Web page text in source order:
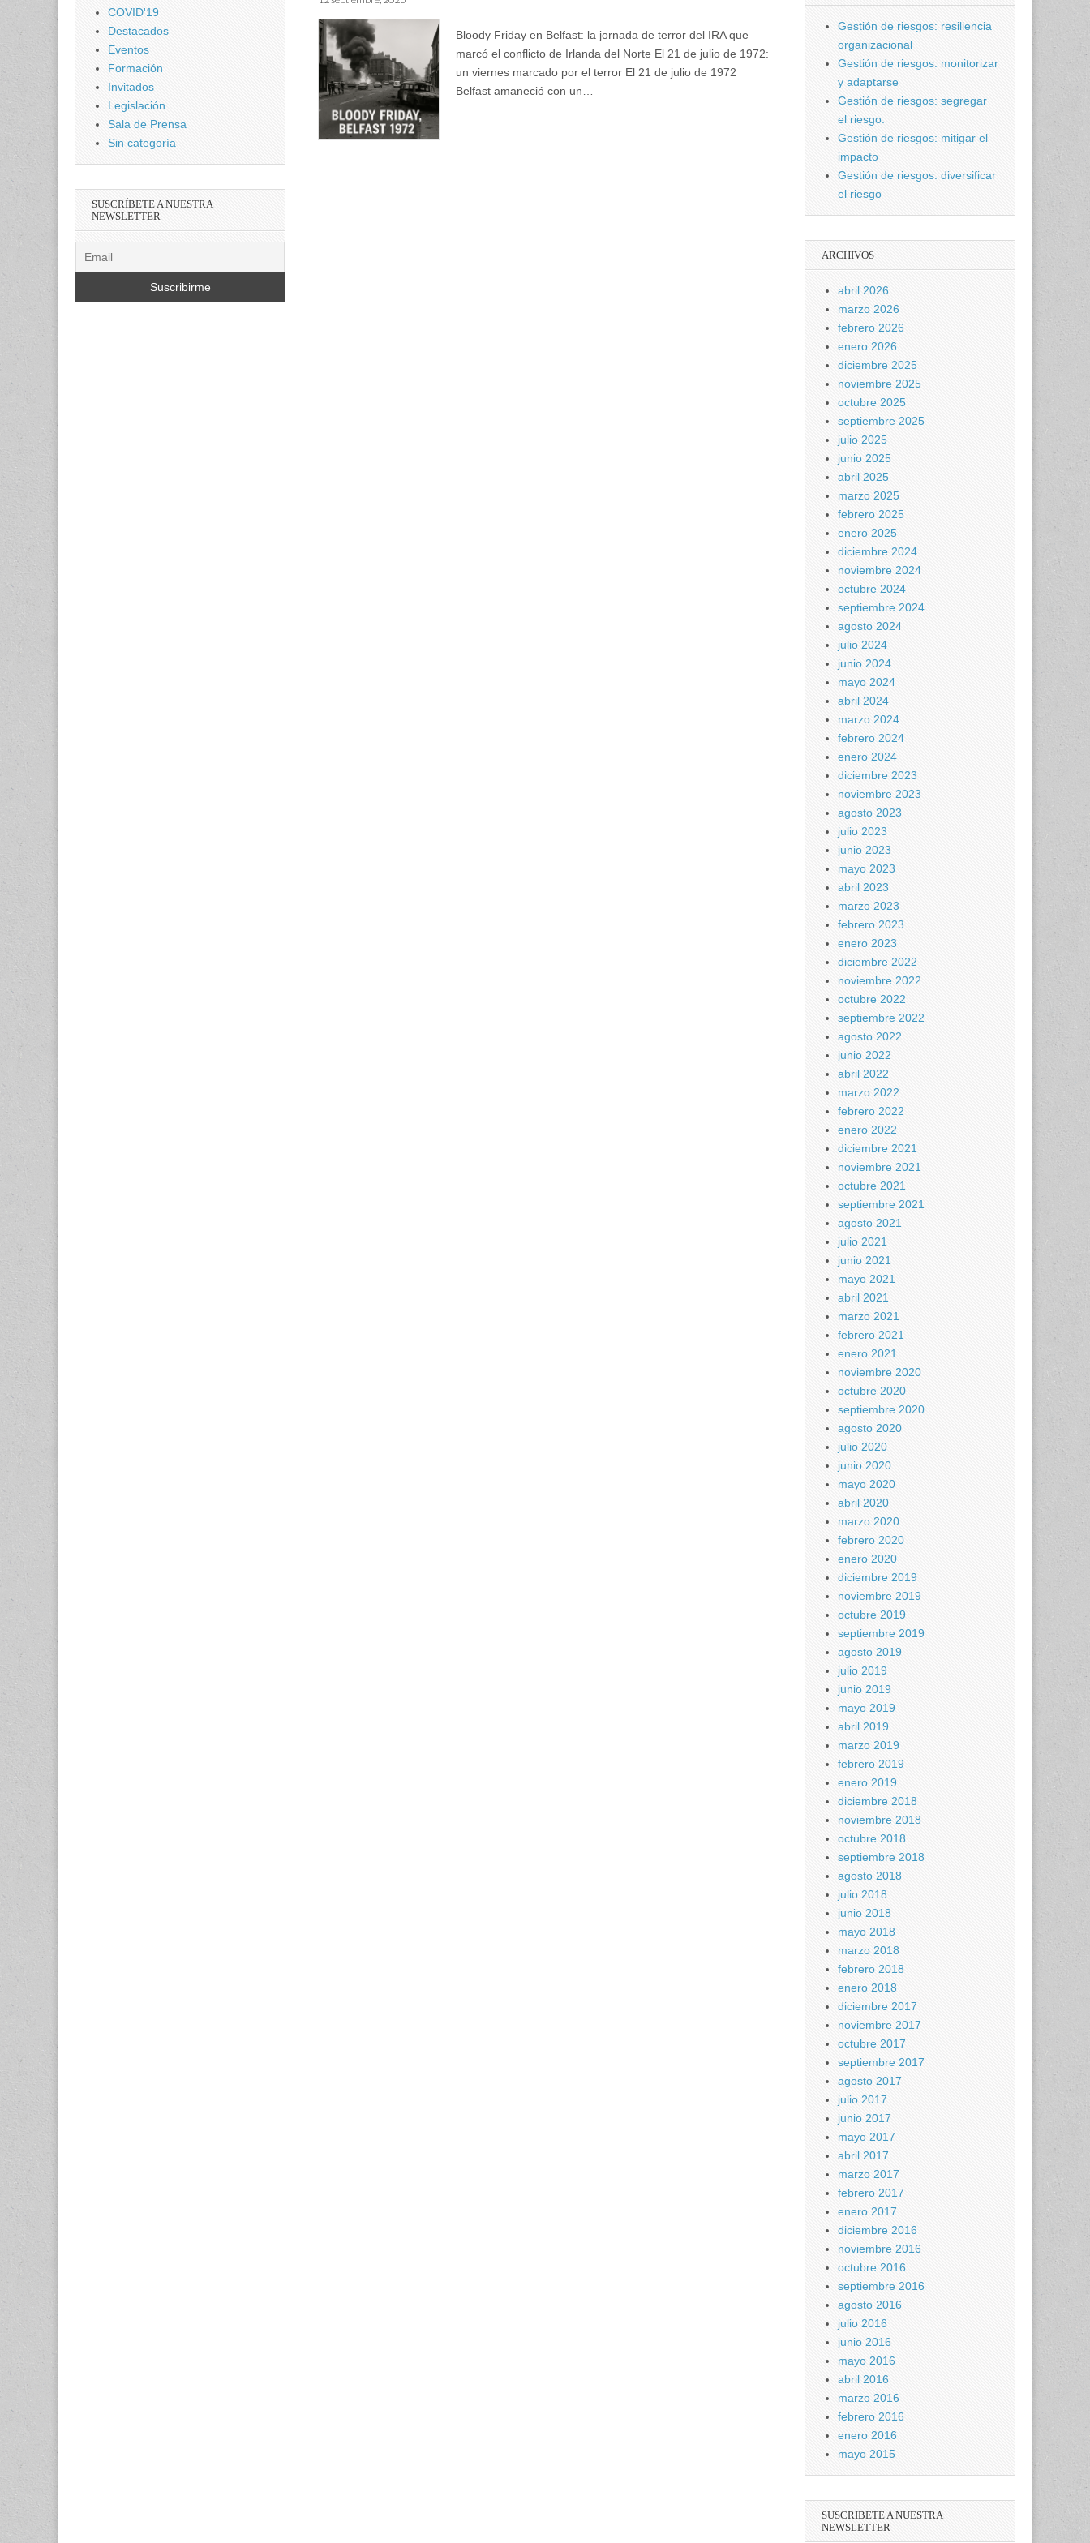
Bloody Friday en Belfast: la jornada de terror del IRA que
marcó el conflicto de Irlanda del Norte El 21 de julio de 1972:
un viernes marcado por el terror El 21 de julio de 1972
Belfast amaneció con un…
COVID'19
Destacados
Eventos
Formación
Invitados
Legislación
Sala de Prensa
Sin categoría
SUSCRÍBETE A NUESTRA
NEWSLETTER
Gestión de riesgos: resiliencia
organizacional
Gestión de riesgos: monitorizar
y adaptarse
Gestión de riesgos: segregar
el riesgo.
Gestión de riesgos: mitigar el
impacto
Gestión de riesgos: diversificar
el riesgo
ARCHIVOS
abril 2026
marzo 2026
febrero 2026
enero 2026
diciembre 2025
noviembre 2025
octubre 2025
septiembre 2025
julio 2025
junio 2025
abril 2025
marzo 2025
febrero 2025
enero 2025
diciembre 2024
noviembre 2024
octubre 2024
septiembre 2024
agosto 2024
julio 2024
junio 2024
mayo 2024
abril 2024
marzo 2024
febrero 2024
enero 2024
diciembre 2023
noviembre 2023
agosto 2023
julio 2023
junio 2023
mayo 2023
abril 2023
marzo 2023
febrero 2023
enero 2023
diciembre 2022
noviembre 2022
octubre 2022
septiembre 2022
agosto 2022
junio 2022
abril 2022
marzo 2022
febrero 2022
enero 2022
diciembre 2021
noviembre 2021
octubre 2021
septiembre 2021
agosto 2021
julio 2021
junio 2021
mayo 2021
abril 2021
marzo 2021
febrero 2021
enero 2021
noviembre 2020
octubre 2020
septiembre 2020
agosto 2020
julio 2020
junio 2020
mayo 2020
abril 2020
marzo 2020
febrero 2020
enero 2020
diciembre 2019
noviembre 2019
octubre 2019
septiembre 2019
agosto 2019
julio 2019
junio 2019
mayo 2019
abril 2019
marzo 2019
febrero 2019
enero 2019
diciembre 2018
noviembre 2018
octubre 2018
septiembre 2018
agosto 2018
julio 2018
junio 2018
mayo 2018
marzo 2018
febrero 2018
enero 2018
diciembre 2017
noviembre 2017
octubre 2017
septiembre 2017
agosto 2017
julio 2017
junio 2017
mayo 2017
abril 2017
marzo 2017
febrero 2017
enero 2017
diciembre 2016
noviembre 2016
octubre 2016
septiembre 2016
agosto 2016
julio 2016
junio 2016
mayo 2016
abril 2016
marzo 2016
febrero 2016
enero 2016
mayo 2015
SUSCRIBETE A NUESTRA
NEWSLETTER